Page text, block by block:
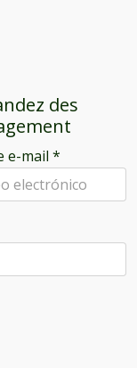
des
e-mail *